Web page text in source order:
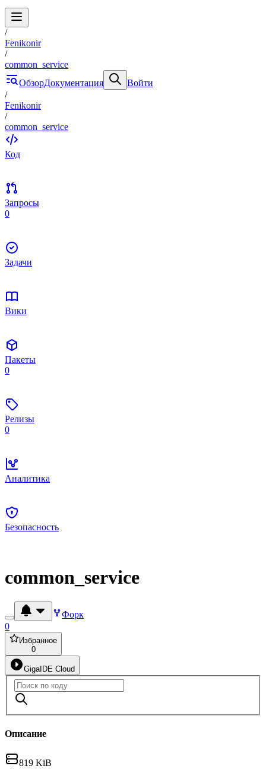
/
Fenikonir
/
common_service
ОбзорДокументация
Войти
/
Fenikonir
/
common_service
Код
Запросы
0
Задачи
Вики
Пакеты
0
Релизы
0
Аналитика
Безопасность
common_service
Форк
0
Избранное
0
GigaIDE Cloud
Описание
819 KiB